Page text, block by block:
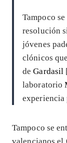
Tampoco
resolución
jóvenes
clónicos
deGardasil
laboratorio
experiencia
Tampoco se
valencianos el